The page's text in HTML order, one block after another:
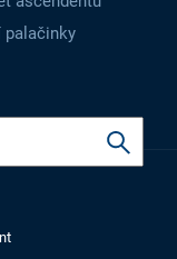
palačinky